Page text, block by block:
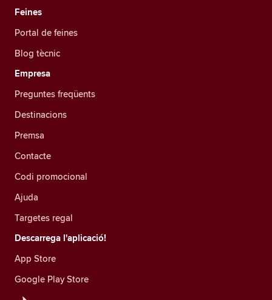
Feines
Portal de feines
Blog tècnic
Empresa
Preguntes freqüents
Destinacions
Premsa
Contacte
Codi promocional
Ajuda
Targetes regal
Descarrega l'aplicació!
App Store
Google Play Store